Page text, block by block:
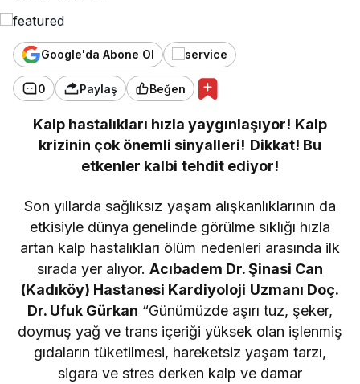
Google'da Abone Ol
0 Paylaş Beğen
Kalp hastalıkları hızla yaygınlaşıyor! Kalp
krizinin çok önemli sinyalleri! Dikkat! Bu
etkenler kalbi tehdit ediyor!
Son yıllarda sağlıksız yaşam alışkanlıklarının da
etkisiyle dünya genelinde görülme sıklığı hızla
artan kalp hastalıkları ölüm nedenleri arasında ilk
sırada yer alıyor. Acıbadem Dr. Şinasi Can
(Kadıköy) Hastanesi Kardiyoloji Uzmanı Doç.
Dr. Ufuk Gürkan “Günümüzde aşırı tuz, şeker,
doymuş yağ ve trans içeriği yüksek olan işlenmiş
gıdaların tüketilmesi, hareketsiz yaşam tarzı,
sigara ve stres derken kalp ve damar